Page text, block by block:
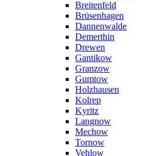
Breitenfeld
Brüsenhagen
Dannenwalde
Demerthin
Drewen
Gantikow
Granzow
Gumtow
Holzhausen
Kolrep
Kyritz
Langnow
Mechow
Tornow
Vehlow